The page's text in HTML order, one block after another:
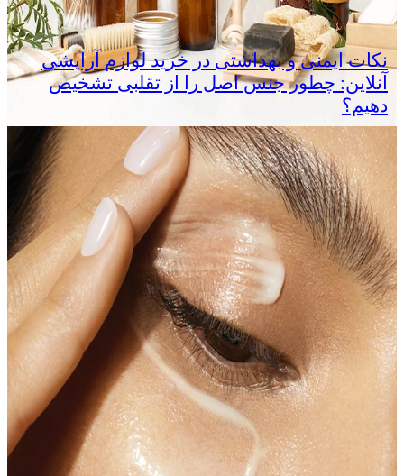
نکات ایمنی و بهداشتی در خرید لوازم آرایشی
آنلاین: چطور جنس اصل را از تقلبی تشخیص
دهیم؟